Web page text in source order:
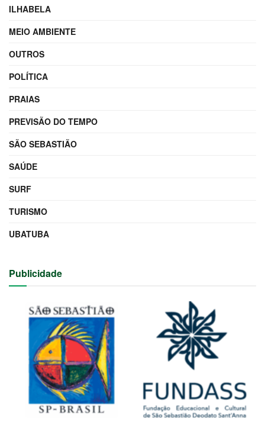
ILHABELA
MEIO AMBIENTE
OUTROS
POLÍTICA
PRAIAS
PREVISÃO DO TEMPO
SÃO SEBASTIÃO
SAÚDE
SURF
TURISMO
UBATUBA
Publicidade